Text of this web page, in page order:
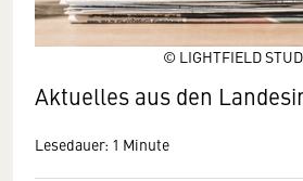
© LIGHTFIELD
Aktuelles aus den
Lesedauer: 1 Minute